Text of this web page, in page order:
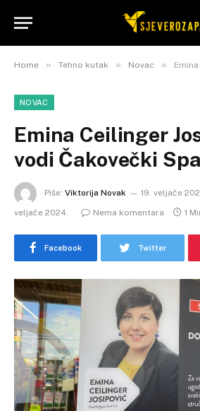
Home » Tehno kutak » Novac » Emina
NOVAC
Emina Ceilinger
vodi Čakovečki
Piše: Viktorija Novak 19. veljače
veljače 2024.
Nema komentara 1
Facebook Twitter